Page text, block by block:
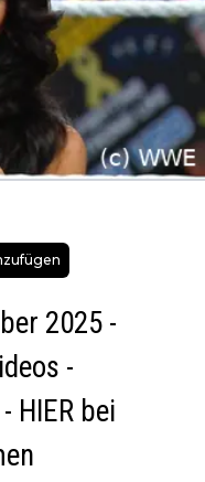
2025 -
-
HIER bei